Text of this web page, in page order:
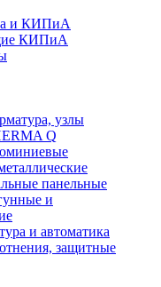
и КИПиА
КИПиА
узлы
Q
панельные
и
и автоматика
защитные